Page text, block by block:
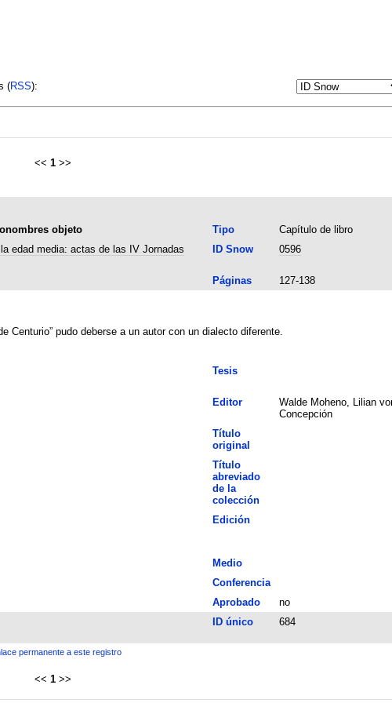
(RSS):
<< 1 >>
objeto Tipo
Capítulo de libro
edad media: actas de las IV Jornadas
ID Snow 0596
Páginas
127-138
Centurio” pudo deberse a un autor con un dialecto diferente.
Tesis
Editor
Walde Moheno, Lilian
Concepción
Título
original
Título
abreviado
de la
colección
Edición
Medio
Conferencia
Aprobado
no
ID único 684
permanente a este registro
<< 1 >>